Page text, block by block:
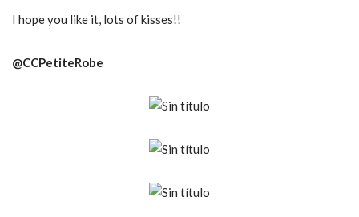
I hope you like it, lots of kisses!!
@CCPetiteRobe